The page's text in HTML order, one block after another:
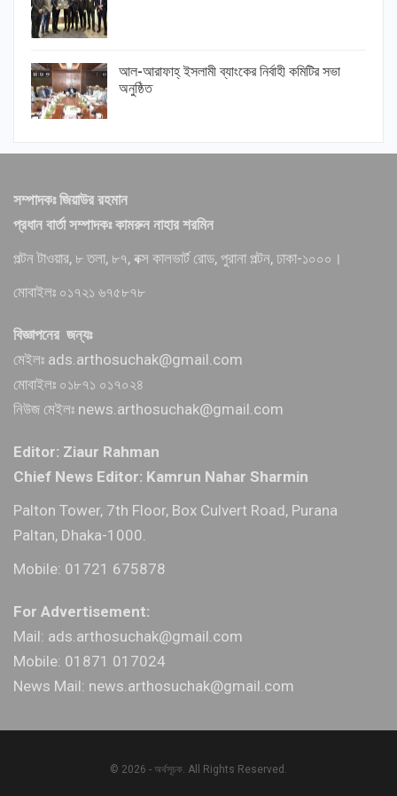
আল-আরাফাহ্ ইসলামী ব্যাংকের নির্বাহী কমিটির সভা
অনুষ্ঠিত
সম্পাদকঃ জিয়াউর রহমান
প্রধান বার্তা সম্পাদকঃ কামরুন নাহার শরমিন
পল্টন টাওয়ার, ৮ তলা, ৮৭, বক্স কালভার্ট রোড, পুরানা পল্টন, ঢাকা-১০০০।
মোবাইলঃ ০১৭২১ ৬৭৫৮৭৮
বিজ্ঞাপনের জন্যঃ
মেইলঃ ads.arthosuchak@gmail.com
মোবাইলঃ ০১৮৭১ ০১৭০২৪
নিউজ মেইলঃ news.arthosuchak@gmail.com
Editor: Ziaur Rahman
Chief News Editor: Kamrun Nahar Sharmin
Palton Tower, 7th Floor, Box Culvert Road, Purana
Paltan, Dhaka-1000.
Mobile: 01721 675878
For Advertisement:
Mail: ads.arthosuchak@gmail.com
Mobile: 01871 017024
News Mail: news.arthosuchak@gmail.com
© 2026 - অর্থসূচক. All Rights Reserved.